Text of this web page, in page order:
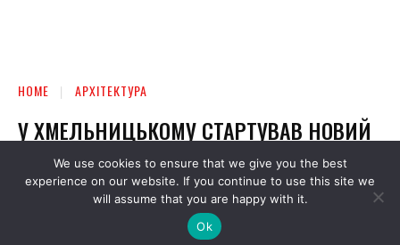
We use cookies to ensure that we give you the best
experience on our website. If you continue to use this site we
will assume that you are happy with it.
Ok